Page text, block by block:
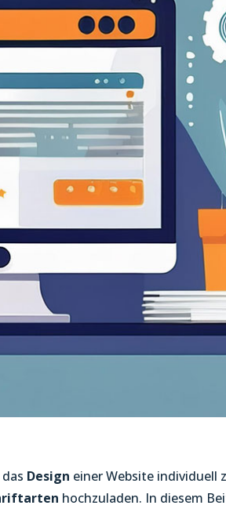
Design einer Website individuell
hochzuladen. In diesem